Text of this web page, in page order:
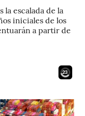
la escalada de la
iniciales de los
a partir de
21